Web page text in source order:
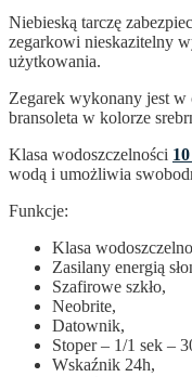
Niebieską tarczę
zegarkowi nieskazitelny
użytkowania.
Zegarek wykonany jest w
bransoleta w kolorze
Klasa wodoszczelności
wodą i umożliwia
Funkcje:
Klasa
Zasilany energią
Szafirowe szkło,
Neobrite,
Datownik,
Stoper – 1/1 sek –
Wskaźnik 24h,